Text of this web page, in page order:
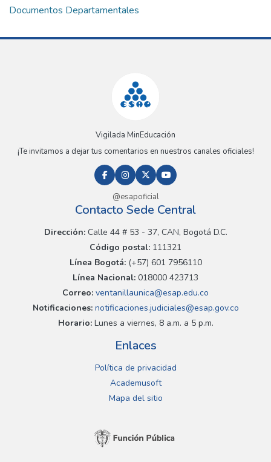
Documentos Departamentales
Vigilada MinEducación
¡Te invitamos a dejar tus comentarios en nuestros canales oficiales!
@esapoficial
Contacto Sede Central
Dirección:Calle 44 # 53 - 37, CAN, Bogotá D.C.
Código postal: 111321
Línea Bogotá:(+57) 601 7956110
Línea Nacional: 018000 423713
Correo: ventanillaunica@esap.edu.co
Notificaciones:notificaciones.judiciales@esap.gov.co
Horario:Lunes a viernes, 8 a.m. a 5 p.m.
Enlaces
Política de privacidad
Academusoft
Mapa del sitio